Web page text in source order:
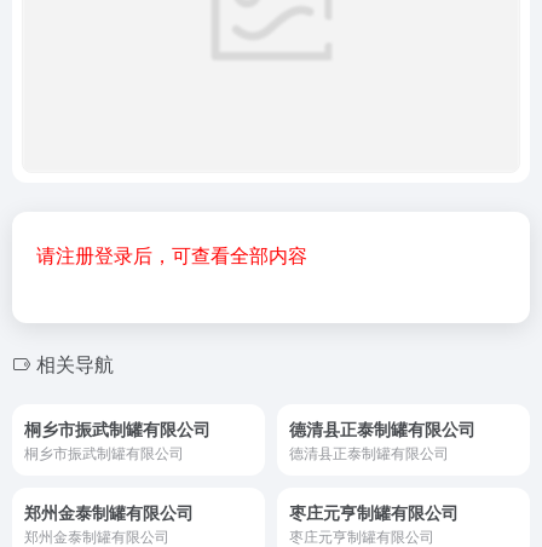
请注册登录后，可查看全部内容
相关导航
桐乡市振武制罐有限公司
桐乡市振武制罐有限公司
德清县正泰制罐有限公司
德清县正泰制罐有限公司
郑州金泰制罐有限公司
郑州金泰制罐有限公司
枣庄元亨制罐有限公司
枣庄元亨制罐有限公司